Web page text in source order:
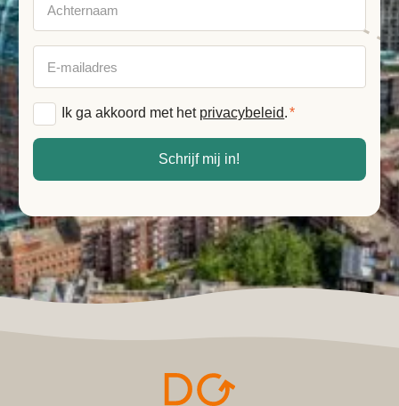
mailadres
Algemene
Ik ga akkoord met het privacybeleid.*
Schrijf mij in!